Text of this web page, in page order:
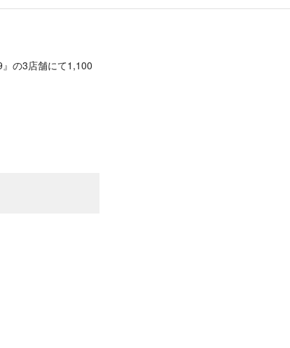
の3店舗にて1,100